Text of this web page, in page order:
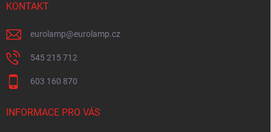
KONTAKT
eurolamp@eurolamp.cz
545 215 712
603 160 870
INFORMACE PRO VÁS